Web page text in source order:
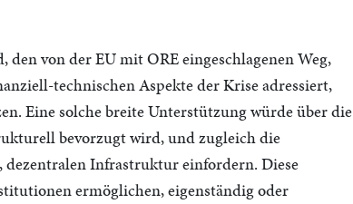
von der EU mit ORE eingeschlagenen Weg,
technischen Aspekte der Krise adressiert,
Eine solche breite Unterstützung würde über die
bevorzugt wird, und zugleich die
Infrastruktur einfordern. Diese
ermöglichen, eigenständig oder